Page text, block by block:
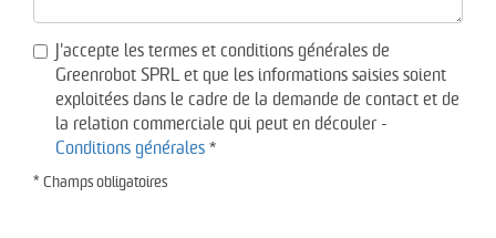
J'accepte les termes et conditions générales de
Greenrobot SPRL et que les informations saisies soient
exploitées dans le cadre de la demande de contact et de
la relation commerciale qui peut en découler -
Conditions générales*
* Champs obligatoires